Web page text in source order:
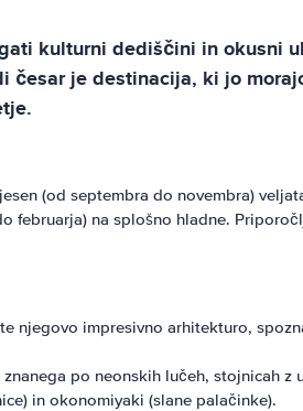
kulturni dediščini in okusni
je destinacija, ki jo
(od septembra do novembra)
na splošno hladne.
njegovo impresivno arhitekturo,
po neonskih lučeh, stojnicah z
in okonomiyaki (slane palačinke).